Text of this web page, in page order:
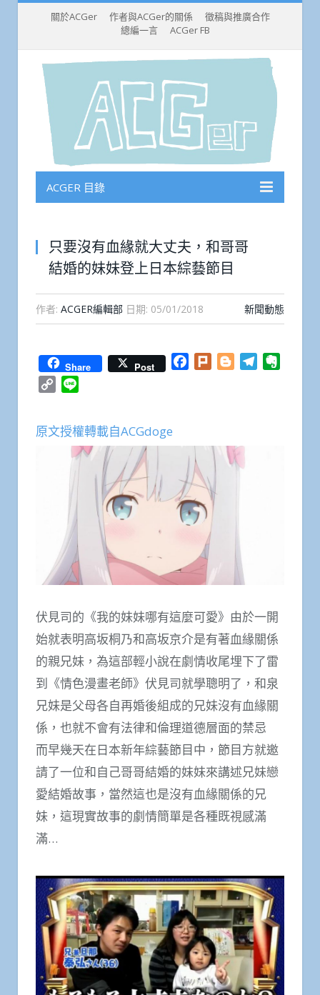
關於ACGer 作者與ACGer的關係
徵稿與推廣合作
總編一言
ACGer FB
ACGER 目錄
只要沒有血緣就大丈夫，和哥哥
結婚的妹妹登上日本綜藝節目
作者: ACGER編輯部 日期: 05/01/2018 新聞動態
Share Post Facebook
Plurk BloggerTelegram
Copy
原文授權轉載自ACGdoge
伏見司的《我的妹妹哪有這麼可愛》由於一開
始就表明高坂桐乃和高坂京介是有著血緣關係
的親兄妹，為這部輕小說在劇情收尾埋下了雷
到《情色漫畫老師》伏見司就學聰明了，和泉
兄妹是父母各自再婚後組成的兄妹沒有血緣關
係，也就不會有法律和倫理道德層面的禁忌
而早幾天在日本新年綜藝節目中，節目方就邀
請了一位和自己哥哥結婚的妹妹來講述兄妹戀
愛結婚故事，當然這也是沒有血緣關係的兄
妹，這現實故事的劇情簡單是各種既視感滿
滿…